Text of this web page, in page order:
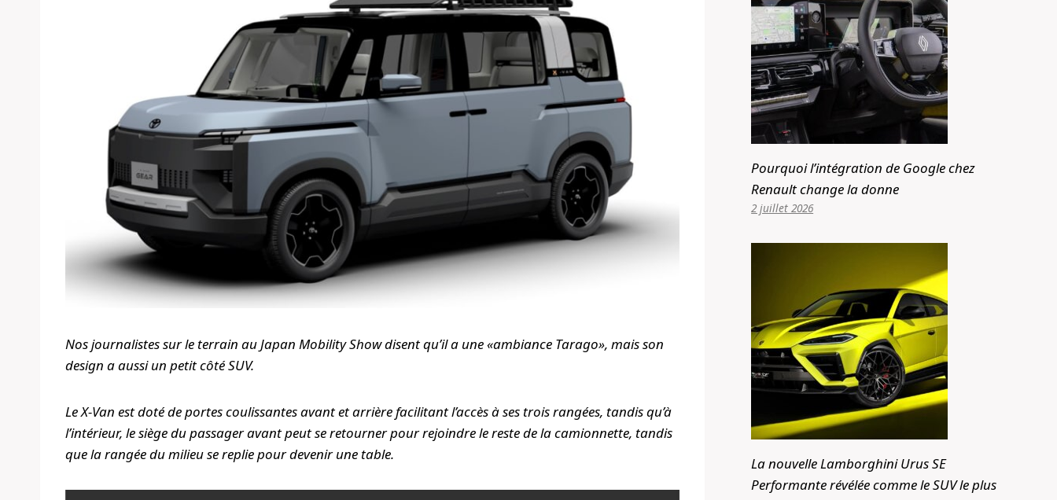
Nos journalistes sur le terrain au Japan Mobility Show disent qu’il a une «ambiance Tarago», mais son
design a aussi un petit côté SUV.
Le X-Van est doté de portes coulissantes avant et arrière facilitant l’accès à ses trois rangées, tandis qu’à
l’intérieur, le siège du passager avant peut se retourner pour rejoindre le reste de la camionnette, tandis
que la rangée du milieu se replie pour devenir une table.
Pourquoi l’intégration de Google chez
Renault change la donne
2 juillet 2026
La nouvelle Lamborghini Urus SE
Performante révélée comme le SUV le plus